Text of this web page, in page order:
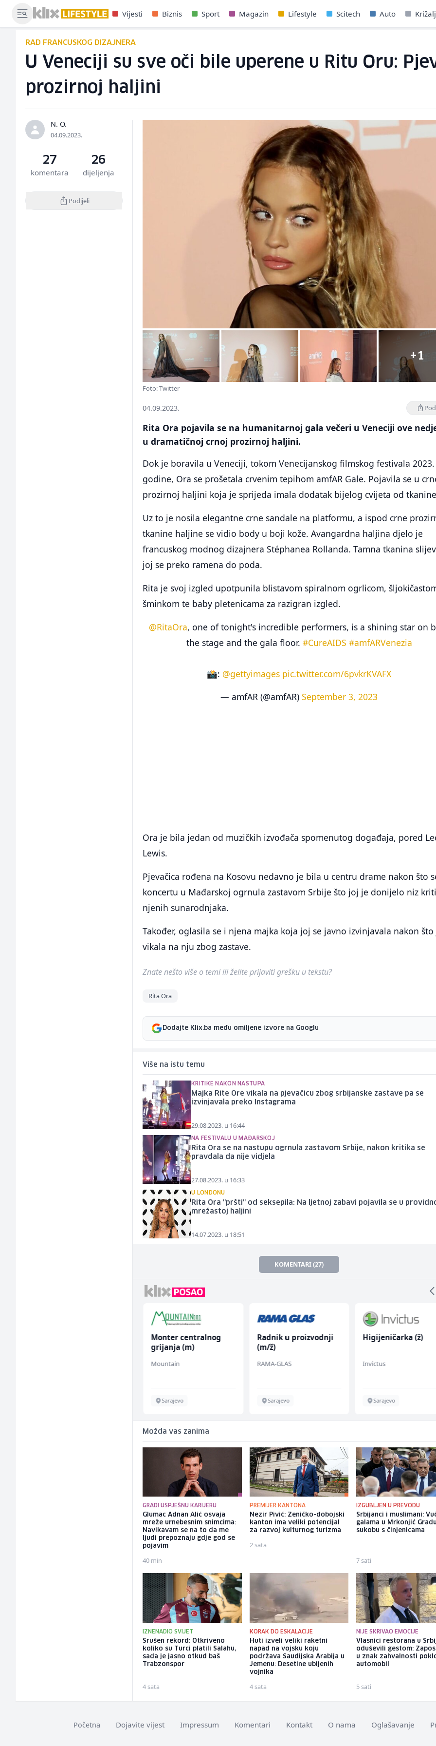
Vijesti Biznis Sport Magazin Lifestyle Scitech Auto
RAD FRANCUSKOG DIZAJNERA
U Veneciji su sve oči bile uperene u Ritu Oru:
prozirnoj haljini
N. O.
04.09.2023.
27
komentara
26
dijeljenja
Podijeli
+1
Foto: Twitter
04.09.2023.
Rita Ora pojavila se na humanitarnoj gala večeri u Veneciji ove
u dramatičnoj crnoj prozirnoj haljini.
Dok je boravila u Veneciji, tokom Venecijanskog filmskog festivala 2023.
godine, Ora se prošetala crvenim tepihom amfAR Gale. Pojavila se u
prozirnoj haljini koja je sprijeda imala dodatak bijelog cvijeta od
Uz to je nosila elegantne crne sandale na platformu, a ispod crne
tkanine haljine se vidio body u boji kože. Avangardna haljina djelo je
francuskog modnog dizajnera Stéphanea Rollanda. Tamna tkanina
joj se preko ramena do poda.
Rita je svoj izgled upotpunila blistavom spiralnom ogrlicom,
šminkom te baby pletenicama za razigran izgled.
@RitaOra, one of tonight's incredible performers, is a shining star on
the stage and the gala floor. #CureAIDS #amfARVenezia
📸: @gettyimages pic.twitter.com/6pvkrKVAFX
— amfAR (@amfAR)September 3, 2023
Ora je bila jedan od muzičkih izvođača spomenutog događaja, pored
Lewis.
Pjevačica rođena na Kosovu nedavno je bila u centru drame nakon što
koncertu u Mađarskoj ogrnula zastavom Srbije što joj je donijelo niz
njenih sunarodnjaka.
Također, oglasila se i njena majka koja joj se javno izvinjavala nakon što
vikala na nju zbog zastave.
Znate nešto više o temi ili želite prijaviti grešku u tekstu?
Rita Ora
Dodajte Klix.ba među omiljene izvore na Googlu
Više na istu temu
KRITIKE NAKON NASTUPA
Majka Rite Ore vikala na pjevačicu zbog srbijanske zastave pa se
izvinjavala preko Instagrama
29.08.2023. u 16:44
NA FESTIVALU U MAĐARSKOJ
Rita Ora se na nastupu ogrnula zastavom Srbije, nakon kritika se
pravdala da nije vidjela
27.08.2023. u 16:33
U LONDONU
Rita Ora "pršti" od seksepila: Na ljetnoj zabavi pojavila se u
mrežastoj haljini
14.07.2023. u 18:51
KOMENTARI (27)
Monter centralnog
grijanja (m)
Mountain
Sarajevo
Radnik u proizvodnji
(m/ž)
RAMA-GLAS
Sarajevo
Higijeničarka (ž)
Invictus
Sarajevo
Možda vas zanima
GRADI USPJEŠNU KARIJERU
Glumac Adnan Alić osvaja
mreže urnebesnim snimcima:
Navikavam se na to da me
ljudi prepoznaju gdje god se
pojavim
40 min
PREMIJER KANTONA
Nezir Pivić: Zeničko-dobojski
kanton ima veliki potencijal
za razvoj kulturnog turizma
2 sata
IZGUBLJEN U PREVODU
Srbijanci i muslimani:
galama u Mrkonjić
sukobu s činjenicama
7 sati
IZNENADIO SVIJET
Srušen rekord: Otkriveno
koliko su Turci platili Salahu,
sada je jasno otkud baš
Trabzonspor
4 sata
KORAK DO ESKALACIJE
Huti izveli veliki raketni
napad na vojsku koju
podržava Saudijska Arabija u
Jemenu: Desetine ubijenih
vojnika
4 sata
NIJE SKRIVAO EMOCIJE
Vlasnici restorana u
oduševili gestom:
u znak zahvalnosti
automobil
5 sati
Početna Dojavite vijest Impressum Komentari Kontakt O nama Oglašavanje